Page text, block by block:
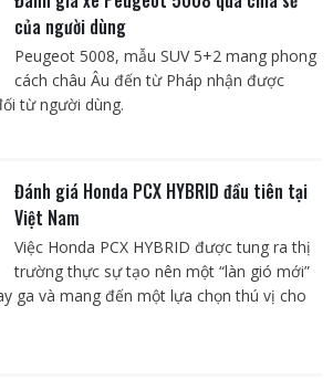
của người dùng
Peugeot 5008, mẫu SUV 5+2 mang phong
cách châu Âu đến từ Pháp nhận được
từ người dùng.
Đánh giá Honda PCX HYBRID đầu tiên tại
Việt Nam
Việc Honda PCX HYBRID được tung ra thị
trường thực sự tạo nên một “làn gió mới”
ga và mang đến một lựa chọn thú vị cho